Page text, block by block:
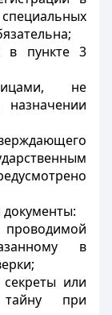
в пункте 3
не
документы:
в
или
при